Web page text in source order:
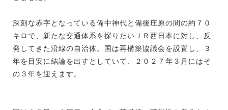
深刻な赤字となっている備中神代と備後庄原の間の約７０
キロで、新たな交通体系を探りたいＪＲ西日本に対し、反
発してきた沿線の自治体。国は再構築協議会を設置し、３
年を目安に結論を出すとしていて、２０２７年３月にはそ
の３年を迎えます。